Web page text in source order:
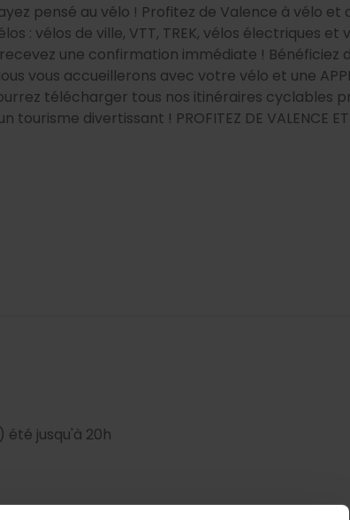
pensé au vélo ! Profitez de Valence à vélo et
: vélos de ville, VTT, TREK, vélos électriques et
une confirmation immédiate ! Bénéficiez
vous accueillerons avec votre vélo et une
télécharger tous nos itinéraires cyclables
divertissant ! PROFITEZ DE VALENCE ET
été jusqu'à 20h